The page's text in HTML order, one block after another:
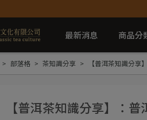
最新消息 商品分
部落格 茶知識分享 【普洱茶知識分享
【普洱茶知識分享】：